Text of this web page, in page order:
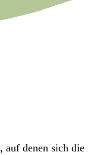
, auf denen sich die